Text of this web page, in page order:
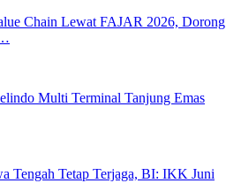
Chain Lewat FAJAR 2026, Dorong
Multi Terminal Tanjung Emas
Tengah Tetap Terjaga, BI: IKK Juni